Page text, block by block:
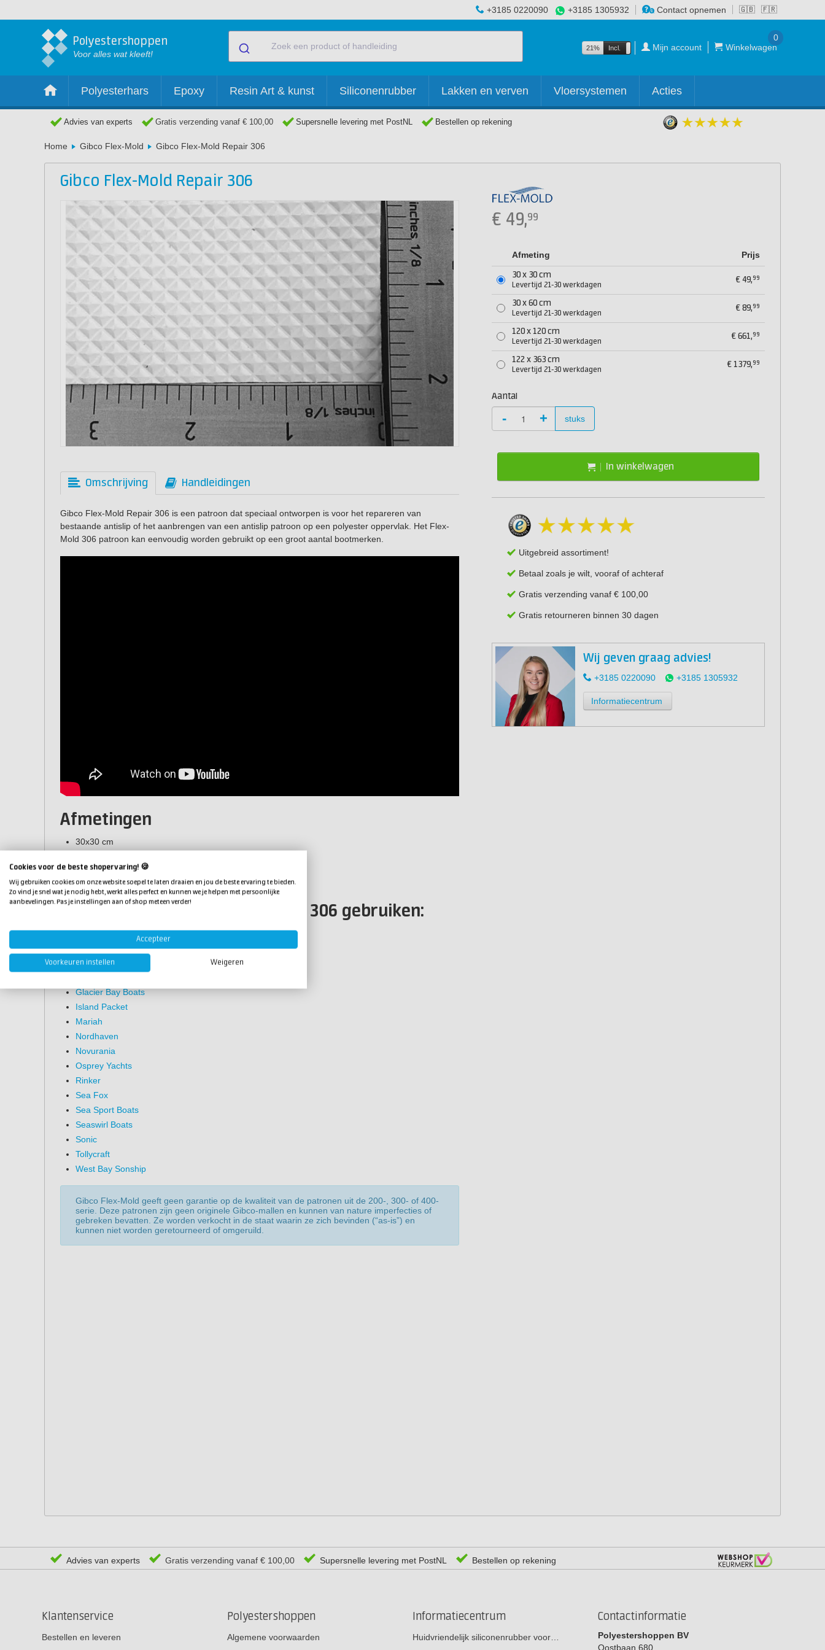
🇬🇧 🇫🇷
+3185 0220090 +3185 1305932 Contact opnemen
Polyestershoppen
Voor alles wat kleeft!
21% Incl. Excl. Mijn account Winkelwagen
0
Polyesterhars Epoxy Resin Art & kunst Siliconenrubber Lakken en verven Vloersystemen Acties
Advies van experts Gratis verzending vanaf € 100,00 Supersnelle levering met PostNL Bestellen op rekening
Home Gibco Flex-Mold Gibco Flex-Mold Repair 306
Gibco Flex-Mold Repair 306
Omschrijving Handleidingen
Gibco Flex-Mold Repair 306 is een patroon dat speciaal ontworpen is voor het repareren van
bestaande antislip of het aanbrengen van een antislip patroon op een polyester oppervlak. Het Flex-
Mold 306 patroon kan eenvoudig worden gebruikt op een groot aantal bootmerken.
Afmetingen
30x30 cm
120x120 cm
122x363 cm
Bootmerken die Gibco Flex-Mold 306 gebruiken:
Aquasport
Baha Cruisers
Catalina Yachts
Glacier Bay Boats
Island Packet
Mariah
Nordhaven
Novurania
Osprey Yachts
Rinker
Sea Fox
Sea Sport Boats
Seaswirl Boats
Sonic
Tollycraft
West Bay Sonship
Gibco Flex-Mold geeft geen garantie op de kwaliteit van de patronen uit de 200-, 300- of 400-
serie. Deze patronen zijn geen originele Gibco-mallen en kunnen van nature imperfecties of
gebreken bevatten. Ze worden verkocht in de staat waarin ze zich bevinden (“as-is”) en
kunnen niet worden geretourneerd of omgeruild.
€ 49,99
Afmeting Prijs
30 x 30 cm
Levertijd 21-30 werkdagen
€49,99
30 x 60 cm
Levertijd 21-30 werkdagen
€89,99
120 x 120 cm
Levertijd 21-30 werkdagen
€661,99
122 x 363 cm
Levertijd 21-30 werkdagen
€1379,99
Aantal
- + stuks
In winkelwagen
Uitgebreid assortiment!
Betaal zoals je wilt, vooraf of achteraf
Gratis verzending vanaf € 100,00
Gratis retourneren binnen 30 dagen
Wij geven graag advies!
+3185 0220090 +3185 1305932
Informatiecentrum
Advies van experts Gratis verzending vanaf € 100,00 Supersnelle levering met PostNL Bestellen op rekening
Klantenservice
Bestellen en leveren
Polyestershoppen
Algemene voorwaarden
Informatiecentrum
Huidvriendelijk siliconenrubber voor…
Contactinformatie
Polyestershoppen BV
Oostbaan 680
Cookies voor de beste shopervaring! 🍪
Wij gebruiken cookies om onze website soepel te laten draaien en jou de beste ervaring te bieden.
Zo vind je snel wat je nodig hebt, werkt alles perfect en kunnen we je helpen met persoonlijke
aanbevelingen. Pas je instellingen aan of shop meteen verder!
Accepteer
Voorkeuren instellen Weigeren